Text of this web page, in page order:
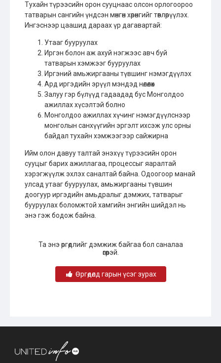
Тухайн түрээсийн орон сууцнаас олсон орлогоороо
татварын сангийн үндсэн мөнгөн хөрөнгийг төвлөрүүлэх.
Ингэснээр цаашид дараах үр дагавартай:
Утааг бууруулах
Иргэн болон аж ахуй нэгжээс авч буй
татварын хэмжээг бууруулах
Иргэний амьжиргааны түвшинг нэмэгдүүлэх
Ард иргэдийн эрүүл мэндэд нөлөөлөх
Залуу гэр бүлүүд гадаадад бус Монголдоо
ажиллах хүсэлтэй болно
Монголдоо ажиллах хүчинг нэмэгдүүлснээр
монголын санхүүгийн эргэлт ихсэж улс орны
байдал тухайн хэмжээгээр сайжирна
Ийм олон давуу талтай энэхүү түрээсийн орон
сууцыг барих ажиллагаа, процессыг яаралтай
хэрэгжүүлж эхлэх саналтай байна. Одоогоор манай
улсад утааг бууруулах, амьжиргааны түвшин
доогуур иргэдийн амьдралыг дэмжих, татварыг
бууруулах боломжтой хамгийн энгийн шийдэл нь
энэ гэж бодож байна.
Та энэ өргөдлийг дэмжиж байгаа бол саналаа
өгөөрэй.
Өргөдөлд гарын үсэг зурах